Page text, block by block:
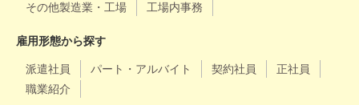
その他製造業・工場
工場内事務
雇用形態から探す
派遣社員 パート・アルバイト 契約社員
正社員
職業紹介